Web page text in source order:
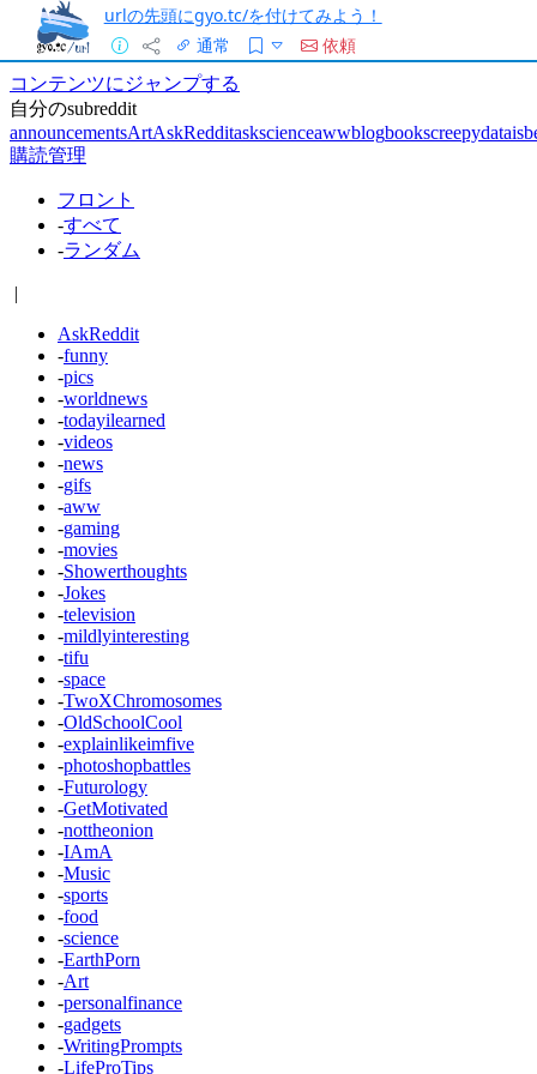
urlの先頭にgyo.tc/を付けてみよう！
通常
依頼